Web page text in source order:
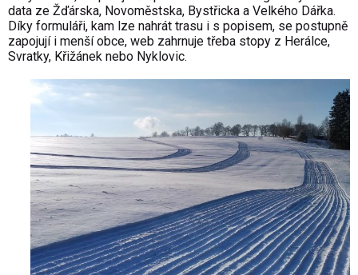
data ze Žďárska, Novoměstska, Bystřicka a Velkého Dářka.
Díky formul áři, kam lze nahrát trasu i s popisem, se postupně
zapojujíi menšíobce, web zahrnuje třeba stopy z Herá lce,
Svratky, Křižánek nebo Nyklovic.